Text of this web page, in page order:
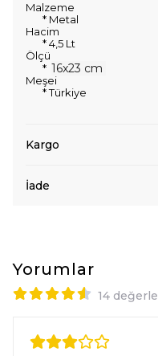
Malzeme
* Metal
Hacim
* 4,5 Lt
Ölçü
* 16x23 cm
Meşei
* Türkiye
Kargo
İade
Yorumlar
14